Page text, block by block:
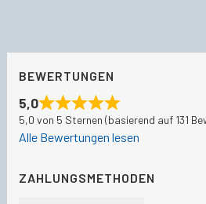
BEWERTUNGEN
5,0
5,0 von 5 Sternen (basierend auf 131
Alle Bewertungen lesen
ZAHLUNGSMETHODEN